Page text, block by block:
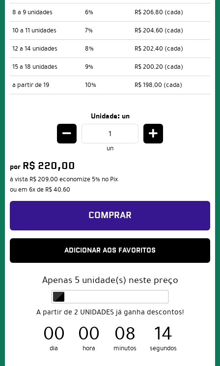
8 a 9 unidades
6% R$ 206,80 (cada)
10 a 11 unidades
7% R$ 204,60 (cada)
12 a 14 unidades
8% R$ 202,40 (cada)
15 a 18 unidades
9% R$ 200,20 (cada)
a partir de 19
10% R$ 198,00 (cada)
Unidade: un
un
por R$ 220,00
à vista R$ 209,00 economize 5% no Pix
ou em 6xde R$ 40,60
COMPRAR
ADICIONAR AOS FAVORITOS
Apenas 5 unidade(s) neste preço
A partir de 2 UNIDADES já ganha descontos!
00
dia
00
hora
08
minutos
14
segundos